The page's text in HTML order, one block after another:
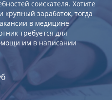
соискателя. Хотите
заработок, тогда
в медицине
требуется для
им в написании